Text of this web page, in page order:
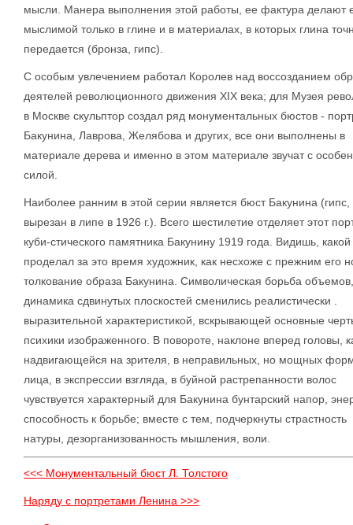
мысли. Манера выполнения этой работы, ее фактура делают
мыслимой только в глине и в материалах, в которых глина
передается (бронза, гипс).
С особым увлечением работал Королев над воссозданием
деятелей революционного движения XIX века; для Музея
в Москве скульптор создал ряд монументальных бюстов -
Бакунина, Лаврова, Желябова и других, все они выполнены в
материале дерева и именно в этом материале звучат с
силой.
Наиболее ранним в этой серии является бюст Бакунина
вырезан в липе в 1926 г.). Всего шестилетие отделяет этот
куби-стического памятника Бакунину 1919 года. Видишь, какой
проделал за это время художник, как несхоже с прежним его
толкование образа Бакунина. Символическая борьба объемов,
динамика сдвинутых плоскостей сменились реалистически .
выразительной характеристикой, вскрывающей основные
психики изображенного. В повороте, наклоне вперед головы,
надвигающейся на зрителя, в неправильных, но мощных
лица, в экспрессии взгляда, в буйной растрепанности волос
чувствуется характерный для Бакунина бунтарский напор,
способность к борьбе; вместе с тем, подчеркнуты страстность
натуры, дезорганизованность мышления, воли.
<<< Монументальный бюст Л. Толстого
Наряду с портретами Ленина >>>